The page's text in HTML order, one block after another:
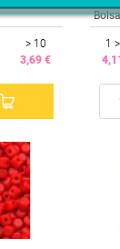
> 10
3,69 €
1